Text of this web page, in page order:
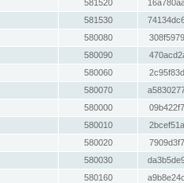
581520
581530
580080
580090
580060
580070
580000
580010
580020
580030
580160